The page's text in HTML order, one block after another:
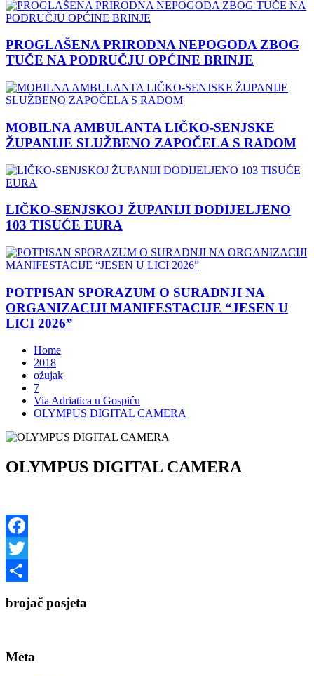
PROGLAŠENA PRIRODNA NEPOGODA ZBOG
TUČE NA PODRUČJU OPĆINE BRINJE
MOBILNA AMBULANTA LIČKO-SENJSKE
ŽUPANIJE SLUŽBENO ZAPOČELA S RADOM
LIČKO-SENJSKOJ ŽUPANIJI DODIJELJENO
103 TISUĆE EURA
POTPISAN SPORAZUM O SURADNJI NA
ORGANIZACIJI MANIFESTACIJE “JESEN U
LICI 2026”
Home
2018
ožujak
7
Via Adriatica u Gospiću
OLYMPUS DIGITAL CAMERA
OLYMPUS DIGITAL CAMERA
Facebook
Twitter
brojač posjeta
Meta